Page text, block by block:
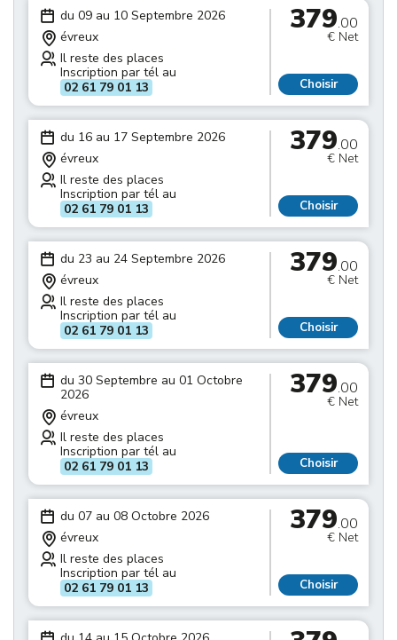
du 09 au 10 Septembre 2026
évreux
Il reste des places
Inscription par tél au
02 61 79 01 13
379.00
€ Net
Choisir
du 16 au 17 Septembre 2026
évreux
Il reste des places
Inscription par tél au
02 61 79 01 13
379.00
€ Net
Choisir
du 23 au 24 Septembre 2026
évreux
Il reste des places
Inscription par tél au
02 61 79 01 13
379.00
€ Net
Choisir
du 30 Septembre au 01 Octobre
2026
évreux
Il reste des places
Inscription par tél au
02 61 79 01 13
379.00
€ Net
Choisir
du 07 au 08 Octobre 2026
évreux
Il reste des places
Inscription par tél au
02 61 79 01 13
379.00
€ Net
Choisir